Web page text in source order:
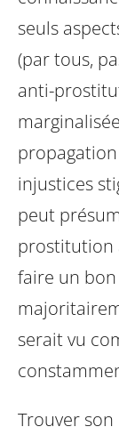
seuls
(par tous,
anti-
propagation
injustices
peut
prostitution
faire un
serait vu
Trouver